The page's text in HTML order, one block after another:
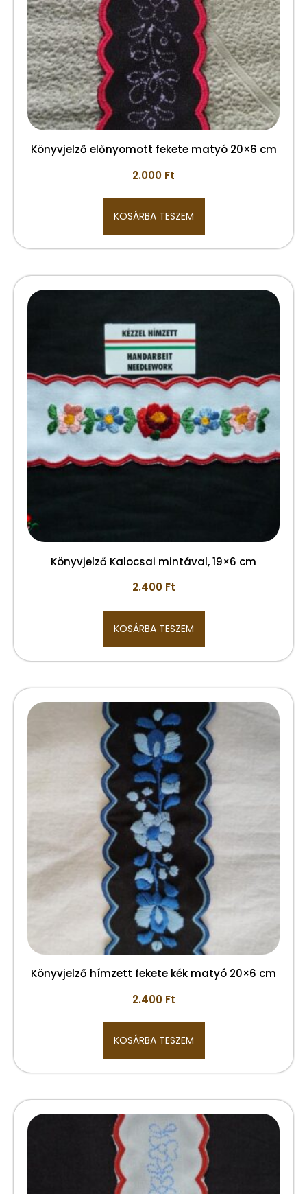
Könyvjelző előnyomott fekete matyó 20×6 cm
2.000 Ft
KOSÁRBA TESZEM
Könyvjelző Kalocsai mintával, 19×6 cm
2.400 Ft
KOSÁRBA TESZEM
Könyvjelző hímzett fekete kék matyó 20×6 cm
2.400 Ft
KOSÁRBA TESZEM